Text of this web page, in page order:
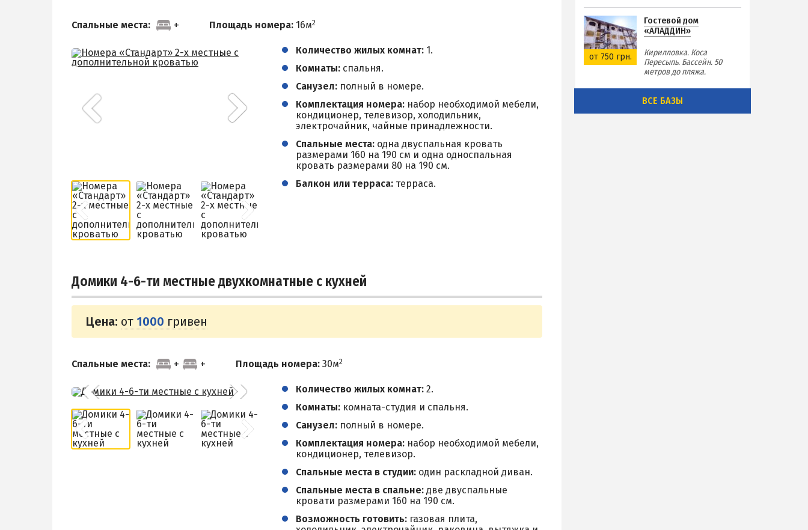
Спальные места: Площадь номера: 16м2
Количество жилых комнат: 1.
Комнаты: спальня.
Санузел: полный в номере.
Комплектация номера: набор необходимой мебели,
кондиционер, телевизор, холодильник,
электрочайник, чайные принадлежности.
Спальные места: одна двуспальная кровать
размерами 160 на 190 см и одна односпальная
кровать размерами 80 на 190 см.
Балкон или терраса: терраса.
Домики 4-6-ти местные двухкомнатные с кухней
Цена: от 1000 гривен
Спальные места: Площадь номера: 30м2
Количество жилых комнат: 2.
Комнаты: комната-студия и спальня.
Санузел: полный в номере.
Комплектация номера: набор необходимой мебели,
кондиционер, телевизор.
Спальные места в студии: один раскладной диван.
Спальные места в спальне: две двуспальные
кровати размерами 160 на 190 см.
Возможность готовить: газовая плита,
от 750 грн.
Гостевой дом
«АЛАДДИН»
Кирилловка. Коса
Пересыпь. Бассейн. 50
метров до пляжа.
ВСЕ БАЗЫ